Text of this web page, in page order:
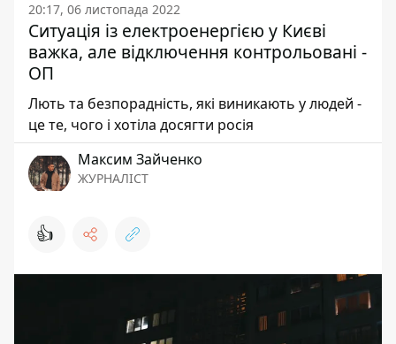
20:17, 06 листопада 2022
Ситуація із електроенергією у Києві
важка, але відключення контрольовані -
ОП
Лють та безпорадність, які виникають у людей -
це те, чого і хотіла досягти росія
Максим Зайченко
ЖУРНАЛІСТ
👍